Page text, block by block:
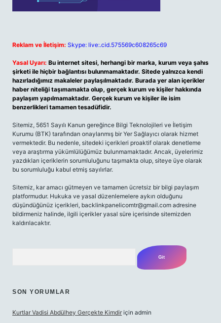
Reklam ve İletişim: Skype: live:.cid.575569c608265c69
Yasal Uyarı: Bu internet sitesi, herhangi bir marka, kurum veya şahıs
şirketi ile hiçbir bağlantısı bulunmamaktadır. Sitede yalnızca kendi
hazırladığımız makaleler paylaşılmaktadır. Burada yer alan içerikler
haber niteliği taşımamakta olup, gerçek kurum ve kişiler hakkında
paylaşım yapılmamaktadır. Gerçek kurum ve kişiler ile isim
benzerlikleri tamamen tesadüfidir.
Sitemiz, 5651 Sayılı Kanun gereğince Bilgi Teknolojileri ve İletişim
Kurumu (BTK) tarafından onaylanmış bir Yer Sağlayıcı olarak hizmet
vermektedir. Bu nedenle, sitedeki içerikleri proaktif olarak denetleme
veya araştırma yükümlülüğümüz bulunmamaktadır. Ancak, üyelerimiz
yazdıkları içeriklerin sorumluluğunu taşımakta olup, siteye üye olarak
bu sorumluluğu kabul etmiş sayılırlar.
Sitemiz, kar amacı gütmeyen ve tamamen ücretsiz bir bilgi paylaşım
platformudur. Hukuka ve yasal düzenlemelere aykırı olduğunu
düşündüğünüz içerikleri, backlinkpanelicomtr@gmail.com adresine
bildirmeniz halinde, ilgili içerikler yasal süre içerisinde sitemizden
kaldırılacaktır.
SON YORUMLAR
Kurtlar Vadisi Abdülhey Gerçekte Kimdir için admin